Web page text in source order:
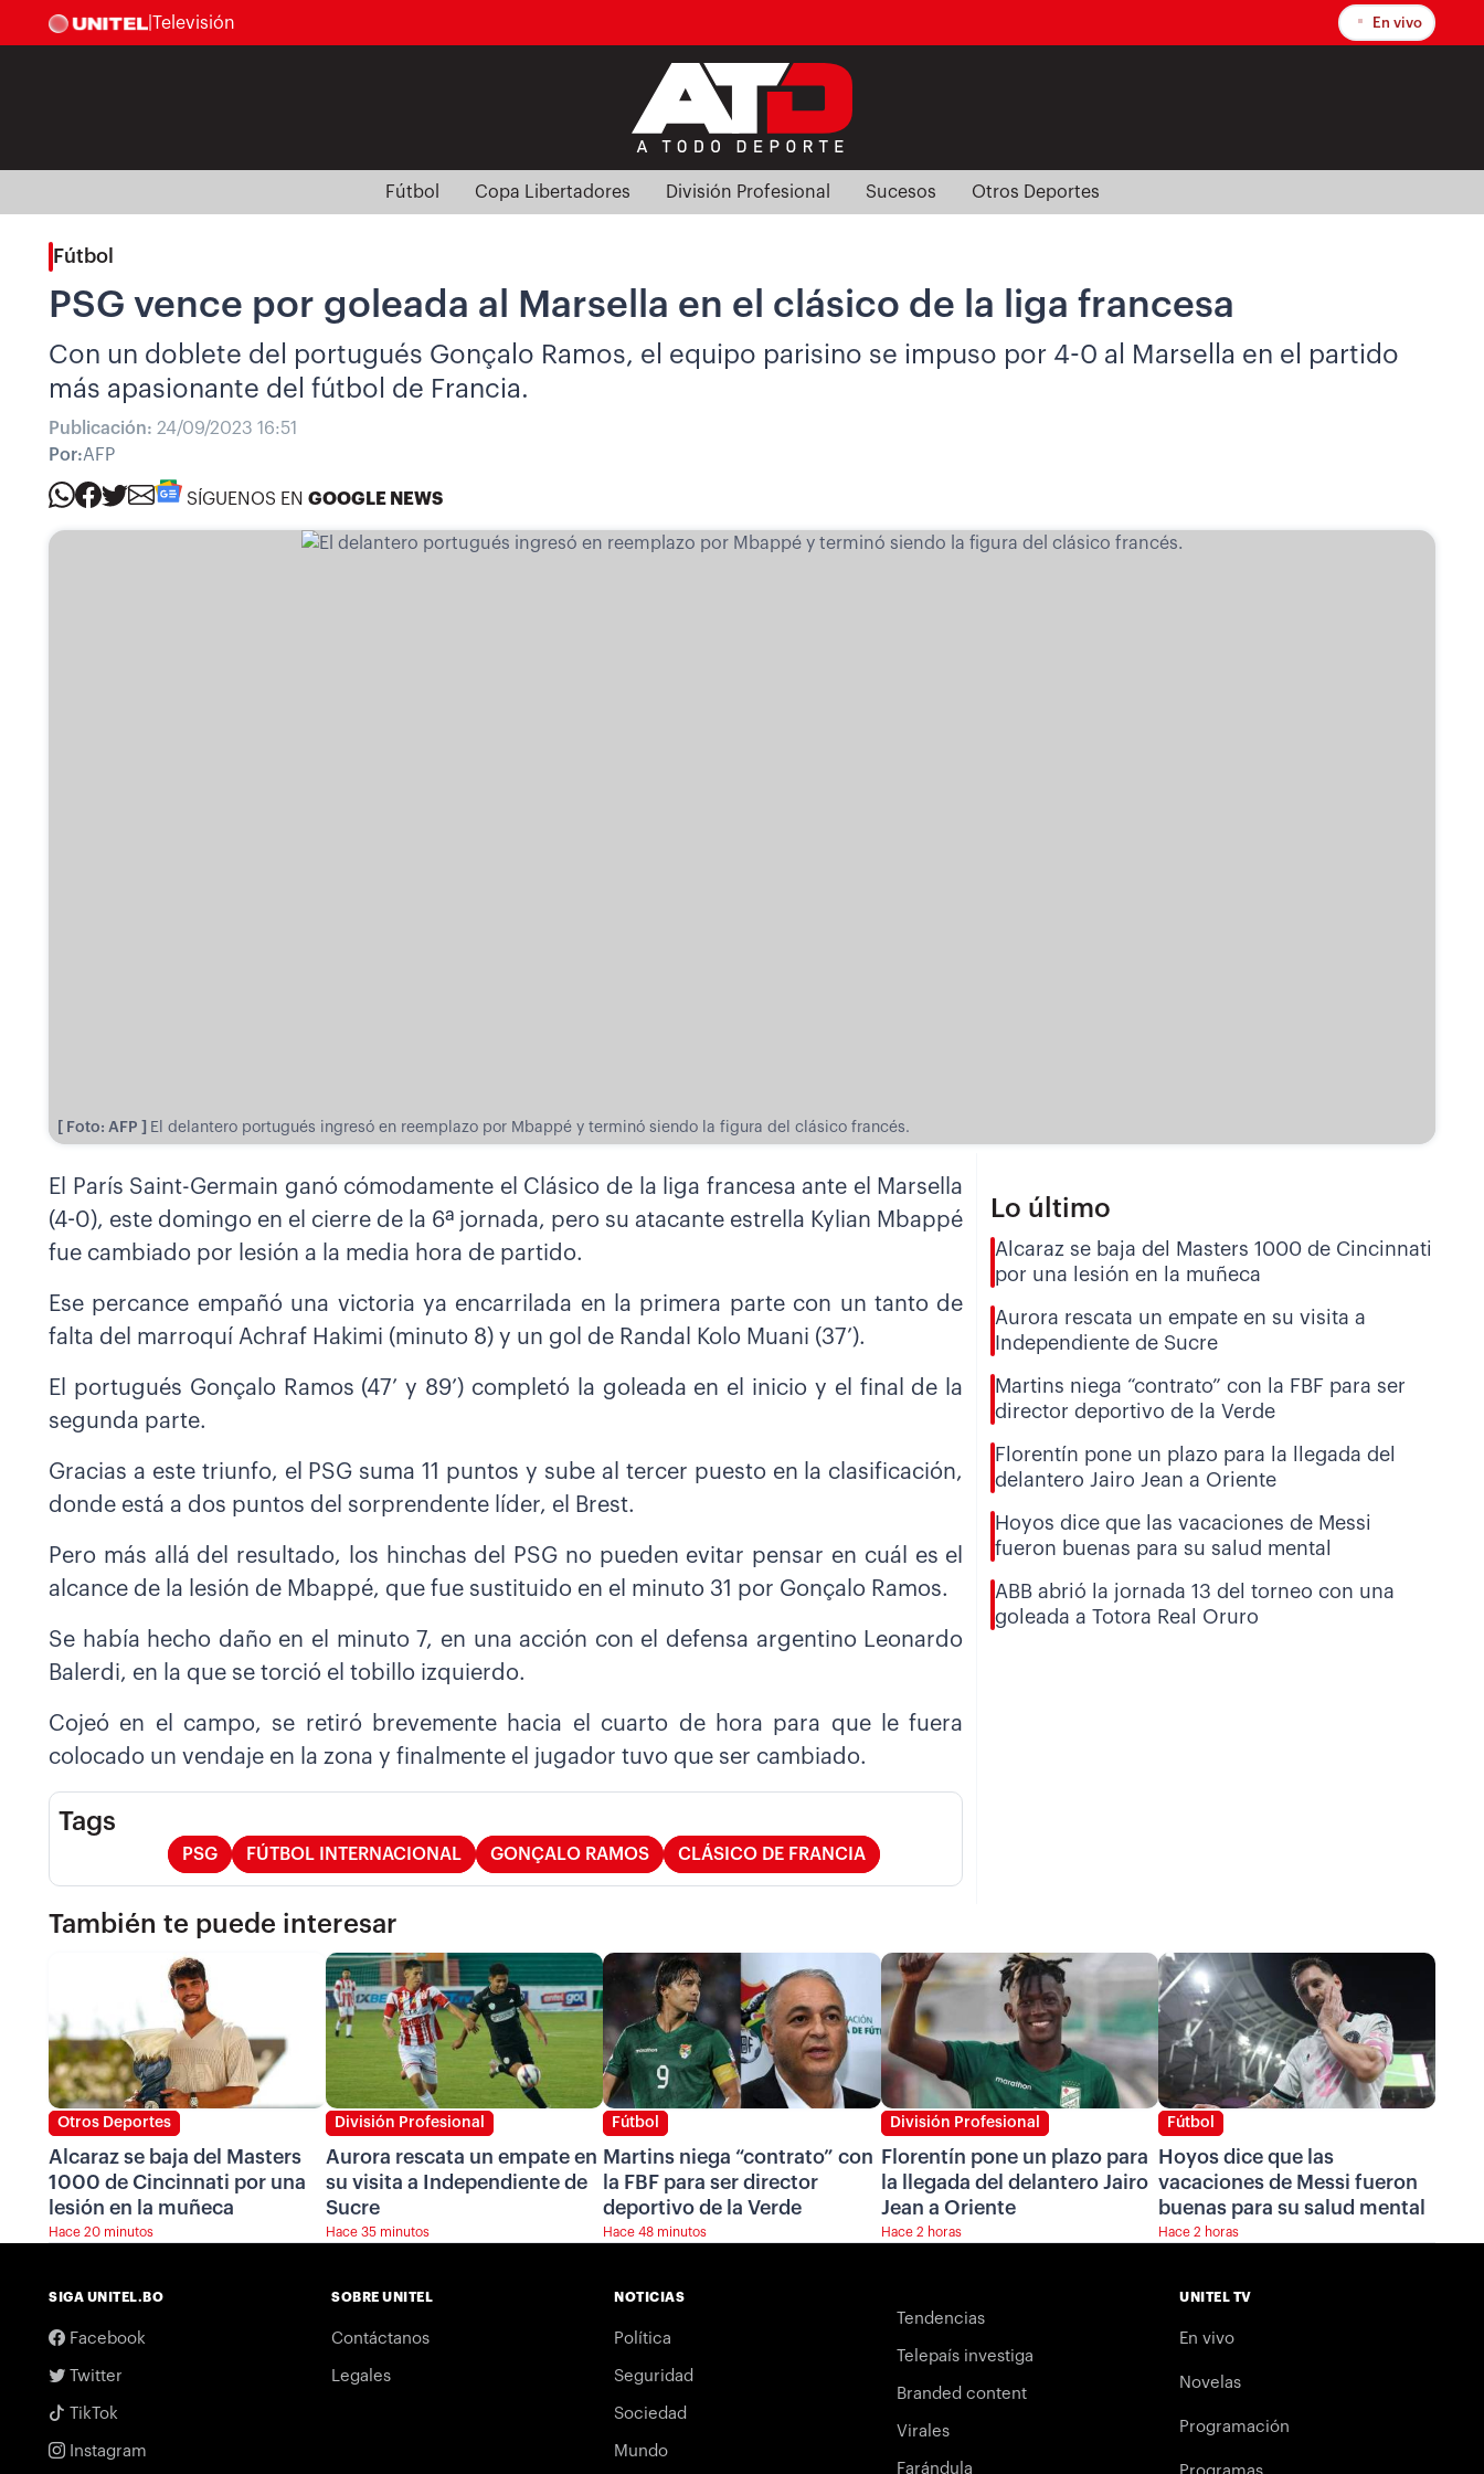
Televisión En vivo
Fútbol Copa Libertadores División Profesional Sucesos Otros Deportes
Fútbol
PSG vence por goleada al Marsella en el clásico de la liga francesa
Con un doblete del portugués Gonçalo Ramos, el equipo parisino se impuso por 4-0 al Marsella en el partido
más apasionante del fútbol de Francia.
Publicación: 24/09/2023 16:51
Por:AFP
SÍGUENOS EN GOOGLE NEWS
[ Foto: AFP ] El delantero portugués ingresó en reemplazo por Mbappé y terminó siendo la figura del clásico francés.
El París Saint-Germain ganó cómodamente el Clásico de la liga francesa ante el Marsella
(4-0), este domingo en el cierre de la 6ª jornada, pero su atacante estrella Kylian Mbappé
fue cambiado por lesión a la media hora de partido.
Ese percance empañó una victoria ya encarrilada en la primera parte con un tanto de
falta del marroquí Achraf Hakimi (minuto 8) y un gol de Randal Kolo Muani (37’).
El portugués Gonçalo Ramos (47’ y 89’) completó la goleada en el inicio y el final de la
segunda parte.
Gracias a este triunfo, el PSG suma 11 puntos y sube al tercer puesto en la clasificación,
donde está a dos puntos del sorprendente líder, el Brest.
Pero más allá del resultado, los hinchas del PSG no pueden evitar pensar en cuál es el
alcance de la lesión de Mbappé, que fue sustituido en el minuto 31 por Gonçalo Ramos.
Se había hecho daño en el minuto 7, en una acción con el defensa argentino Leonardo
Balerdi, en la que se torció el tobillo izquierdo.
Cojeó en el campo, se retiró brevemente hacia el cuarto de hora para que le fuera
colocado un vendaje en la zona y finalmente el jugador tuvo que ser cambiado.
Tags
PSG FÚTBOL INTERNACIONAL GONÇALO RAMOS CLÁSICO DE FRANCIA
Lo último
Alcaraz se baja del Masters 1000 de Cincinnati
por una lesión en la muñeca
Aurora rescata un empate en su visita a
Independiente de Sucre
Martins niega “contrato” con la FBF para ser
director deportivo de la Verde
Florentín pone un plazo para la llegada del
delantero Jairo Jean a Oriente
Hoyos dice que las vacaciones de Messi
fueron buenas para su salud mental
ABB abrió la jornada 13 del torneo con una
goleada a Totora Real Oruro
También te puede interesar
Otros Deportes
Alcaraz se baja del Masters
1000 de Cincinnati por una
lesión en la muñeca
Hace 20 minutos
División Profesional
Aurora rescata un empate en
su visita a Independiente de
Sucre
Hace 35 minutos
Fútbol
Martins niega “contrato” con
la FBF para ser director
deportivo de la Verde
Hace 48 minutos
División Profesional
Florentín pone un plazo para
la llegada del delantero Jairo
Jean a Oriente
Hace 2 horas
Fútbol
Hoyos dice que las
vacaciones de Messi fueron
buenas para su salud mental
Hace 2 horas
SIGA UNITEL.BO
Facebook
Twitter
TikTok
Instagram
SOBRE UNITEL
Contáctanos
Legales
NOTICIAS
Política
Seguridad
Sociedad
Mundo
Tendencias
Telepaís investiga
Branded content
Virales
Farándula
UNITEL TV
En vivo
Novelas
Programación